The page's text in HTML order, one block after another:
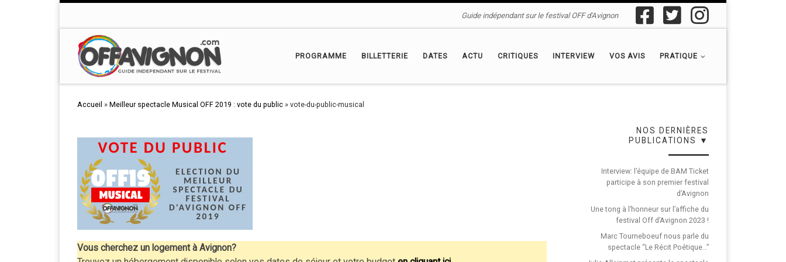
Guide indépendant sur le festival OFF d'Avignon
PROGRAMME BILLETTERIE DATES ACTU CRITIQUES INTERVIEW VOS AVIS PRATIQUE
Accueil » Meilleur spectacle Musical OFF 2019 : vote du public » vote-du-public-musical
Vous cherchez un logement à Avignon?
NOS DERNIÈRES
PUBLICATIONS ▼
Interview: l’équipe de BAM Ticket
participe à son premier festival
d’Avignon
Une tong à l’honneur sur l’affiche du
festival Off d’Avignon 2023 !
Marc Tourneboeuf nous parle du
spectacle “Le Récit Poétique…”